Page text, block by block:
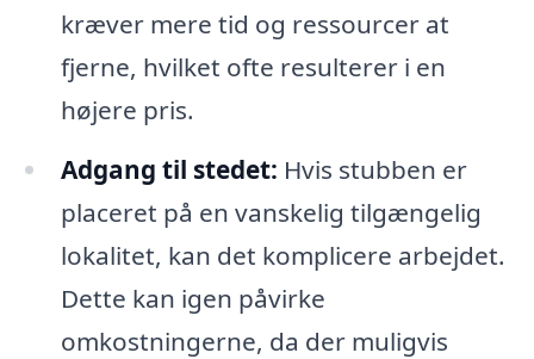
kræver mere tid og ressourcer at
fjerne, hvilket ofte resulterer i en
højere pris.
Adgang til stedet: Hvis stubben er
placeret på en vanskelig tilgængelig
lokalitet, kan det komplicere arbejdet.
Dette kan igen påvirke
omkostningerne, da der muligvis